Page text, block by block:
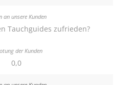
Tauchguides zufrieden?
0,0